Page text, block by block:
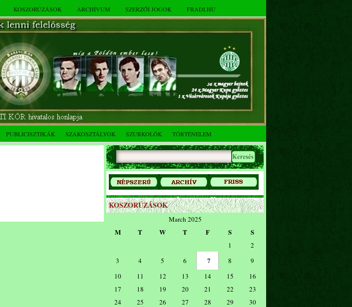
KOSZORÚZÁSOK ARCHÍVUM SZERZŐI JOGOK FRADI.HU
PUBLICISZTIKÁK SZAKOSZTÁLYOK SZURKOLÓK TÖRTÉNELEM
KOSZORÚZÁSOK
March 2025
M T W T F S S
1
2
3
4 5 6 7 8
9
10
11 12 13 14 15
16
17
18 19 20 21 22
23
24
25 26 27 28 29
30